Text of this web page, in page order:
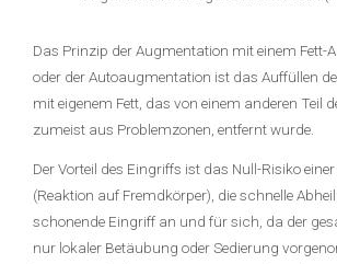
Das Prinzip der Augmentation mit einem Fett-
oder der Autoaugmentation ist das Auffüllen
mit eigenem Fett, das von einem anderen Teil
zumeist aus Problemzonen, entfernt wurde.
Der Vorteil des Eingriffs ist das Null-Risiko
(Reaktion auf Fremdkörper), die schnelle
schonende Eingriff an und für sich, da der
nur lokaler Betäubung oder Sedierung